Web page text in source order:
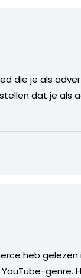
die je als
dat je als
heb